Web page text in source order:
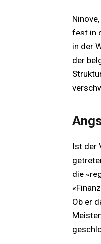
fest in
in der
der
Ist der
die
Ob er